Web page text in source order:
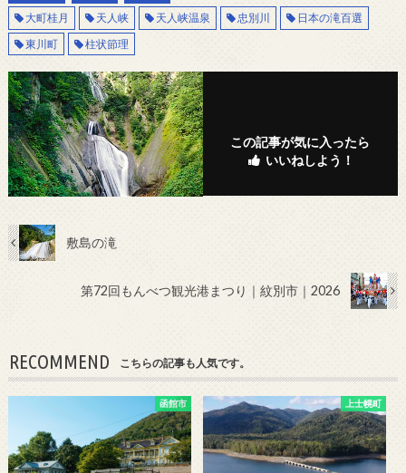
大町桂月
天人峡 天人峡温泉 忠別川
日本の滝百選
東川町
柱状節理
この記事が気に入ったら
いいねしよう！
敷島の滝
第72回もんべつ観光港まつり｜紋別市｜2026
RECOMMEND こちらの記事も人気です。
函館市 上士幌町